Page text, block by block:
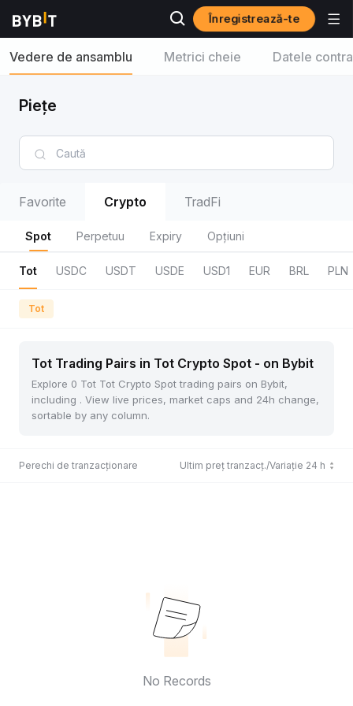
Înregistrează-te
Vedere de ansamblu Metrici cheie Datele
Piețe
Favorite Crypto TradFi
Spot Perpetuu Expiry Opțiuni
Tot USDC USDT USDE USD1 EUR BRL PLN
Tot
Tot Trading Pairs in Tot Crypto Spot - on Bybit
Explore 0 Tot Tot Crypto Spot trading pairs on Bybit,
including . View live prices, market caps and 24h change,
sortable by any column.
Perechi de tranzacționare Ultim preț tranzacț./Variație 24 h
No Records